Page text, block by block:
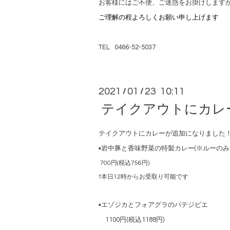
お客様にはご不便、ご迷惑をお掛けします
ご理解の程よろしくお願い申し上げます
TEL 0466-52-5037
2021 / 01 / 23 10:11
テイクアウトにカ
テイクアウトにカレーが追加になりました
▪️岩中豚と香味野菜の特製カレー(※ルーの
700円(税込756円)
↑本日12時からお受取り可能です
▪️エゾジカとフォアグラのパテジビエ
1100円(税込1188円)